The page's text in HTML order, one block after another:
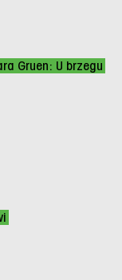
Gruen: U brzegu